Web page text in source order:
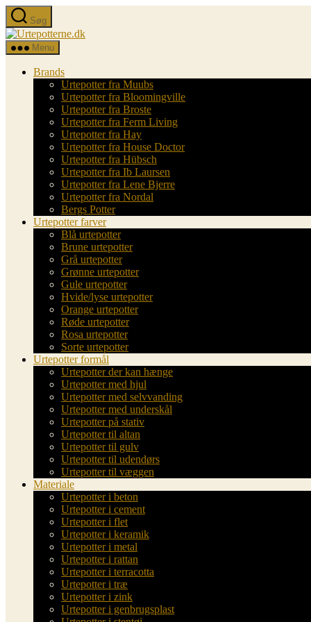
Spring
til
indholdet
Søg
Urtepotterne.dk
Menu
Brands
Urtepotter fra Muubs
Urtepotter fra Bloomingville
Urtepotter fra Broste
Urtepotter fra Ferm Living
Urtepotter fra Hay
Urtepotter fra House Doctor
Urtepotter fra Hübsch
Urtepotter fra Ib Laursen
Urtepotter fra Lene Bjerre
Urtepotter fra Nordal
Bergs Potter
Urtepotter farver
Blå urtepotter
Brune urtepotter
Grå urtepotter
Grønne urtepotter
Gule urtepotter
Hvide/lyse urtepotter
Orange urtepotter
Røde urtepotter
Rosa urtepotter
Sorte urtepotter
Urtepotter formål
Urtepotter der kan hænge
Urtepotter med hjul
Urtepotter med selvvanding
Urtepotter med underskål
Urtepotter på stativ
Urtepotter til altan
Urtepotter til gulv
Urtepotter til udendørs
Urtepotter til væggen
Materiale
Urtepotter i beton
Urtepotter i cement
Urtepotter i flet
Urtepotter i keramik
Urtepotter i metal
Urtepotter i rattan
Urtepotter i terracotta
Urtepotter i træ
Urtepotter i zink
Urtepotter i genbrugsplast